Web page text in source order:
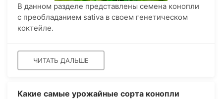
В данном разделе представлены семена конопли
с преобладанием sativa в своем генетическом
коктейле.
ЧИТАТЬ ДАЛЬШЕ
Какие самые урожайные сорта конопли